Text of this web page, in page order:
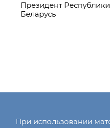
Президент Республики
Беларусь
При использовании